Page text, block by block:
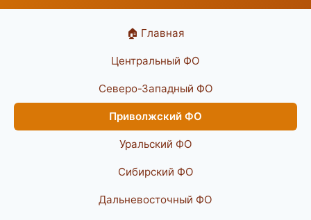
🏠 Главная
Центральный ФО
Северо-Западный ФО
Приволжский ФО
Уральский ФО
Сибирский ФО
Дальневосточный ФО